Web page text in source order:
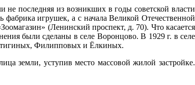
не последняя из возникших в годы советской власти
игрушек, а с начала Великой Отечественной
» (Ленинский проспект, д. 70). Что касается
были сделаны в селе Воронцово. В 1929 г. в селе
Филипповых и Ёлкиных.
земли, уступив место массовой жилой застройке.